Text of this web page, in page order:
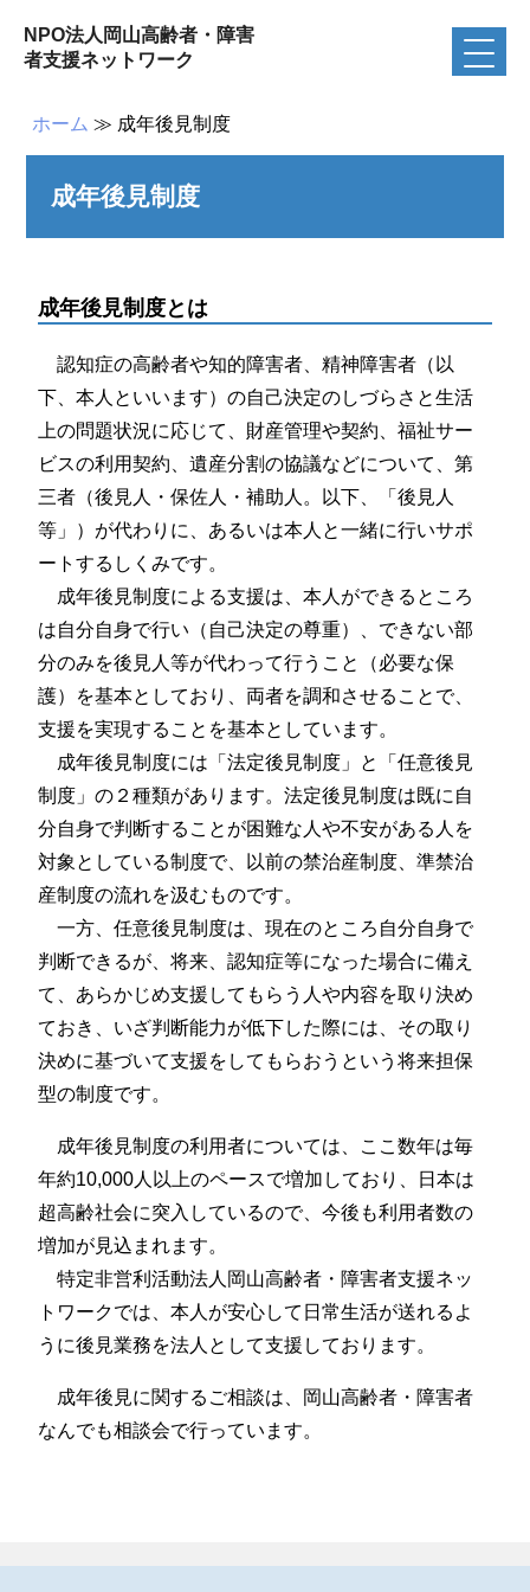
NPO法人岡山高齢者・障害
者支援ネットワーク
ホーム ≫ 成年後見制度
成年後見制度
成年後見制度とは
認知症の高齢者や知的障害者、精神障害者（以
下、本人といいます）の自己決定のしづらさと生活
上の問題状況に応じて、財産管理や契約、福祉サー
ビスの利用契約、遺産分割の協議などについて、第
三者（後見人・保佐人・補助人。以下、「後見人
等」）が代わりに、あるいは本人と一緒に行いサポ
ートするしくみです。
成年後見制度による支援は、本人ができるところ
は自分自身で行い（自己決定の尊重）、できない部
分のみを後見人等が代わって行うこと（必要な保
護）を基本としており、両者を調和させることで、
支援を実現することを基本としています。
成年後見制度には「法定後見制度」と「任意後見
制度」の２種類があります。法定後見制度は既に自
分自身で判断することが困難な人や不安がある人を
対象としている制度で、以前の禁治産制度、準禁治
産制度の流れを汲むものです。
一方、任意後見制度は、現在のところ自分自身で
判断できるが、将来、認知症等になった場合に備え
て、あらかじめ支援してもらう人や内容を取り決め
ておき、いざ判断能力が低下した際には、その取り
決めに基づいて支援をしてもらおうという将来担保
型の制度です。
成年後見制度の利用者については、ここ数年は毎
年約10,000人以上のペースで増加しており、日本は
超高齢社会に突入しているので、今後も利用者数の
増加が見込まれます。
特定非営利活動法人岡山高齢者・障害者支援ネッ
トワークでは、本人が安心して日常生活が送れるよ
うに後見業務を法人として支援しております。
成年後見に関するご相談は、岡山高齢者・障害者
なんでも相談会で行っています。